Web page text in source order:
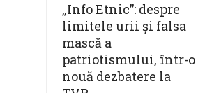
„Info Etnic”: despre
limitele urii și falsa
mască a
patriotismului, într-o
nouă dezbatere la